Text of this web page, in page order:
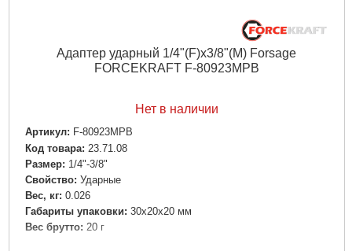
Адаптер ударный 1/4"(F)х3/8"(M) Forsage
FORCEKRAFT F-80923MPB
Нет в наличии
Артикул: F-80923MPB
Код товара: 23.71.08
Размер: 1/4"-3/8"
Свойство: Ударные
Вес, кг: 0.026
Габариты упаковки: 30x20x20 мм
Вес брутто: 20 г